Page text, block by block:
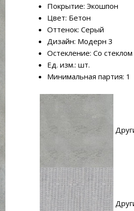
Покрытие: Экошпон
Цвет: Бетон
Оттенок: Серый
Дизайн: Модерн 3
Остекление: Со стеклом
Ед. изм.: шт.
Минимальная партия: 1